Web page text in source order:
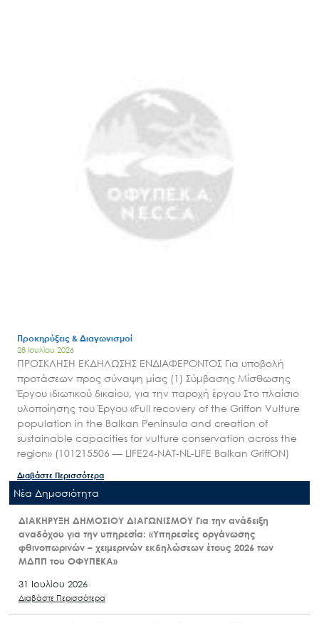
Προκηρύξεις & Διαγωνισμοί
28 Ιουλίου 2026
ΠΡΟΣΚΛΗΣΗ ΕΚΔΗΛΩΣΗΣ ΕΝΔΙΑΦΕΡΟΝΤΟΣ Για υποβολή
προτάσεων προς σύναψη μίας (1) Σύμβασης Μίσθωσης
Έργου ιδιωτικού δικαίου, για την παροχή έργου Στο πλαίσιο
υλοποίησης του Έργου «Full recovery of the Griffon Vulture
population in the Balkan Peninsula and creation of
sustainable capacities for vulture conservation across the
region» (101215506 — LIFE24-NAT-NL-LIFE Balkan GriffON)
Διαβάστε Περισσότερα
Nέα Δημοσιότητα
ΔΙΑΚΗΡΥΞΗ ΔΗΜΟΣΙΟΥ ΔΙΑΓΩΝΙΣΜΟΥ Για την ανάδειξη
αναδόχου για την υπηρεσία: «Υπηρεσίες οργάνωσης
φθινοπωρινών – χειμερινών εκδηλώσεων έτους 2026 των
ΜΔΠΠ του ΟΦΥΠΕΚΑ»
31 Ιουλίου 2026
Διαβάστε Περισσότερα